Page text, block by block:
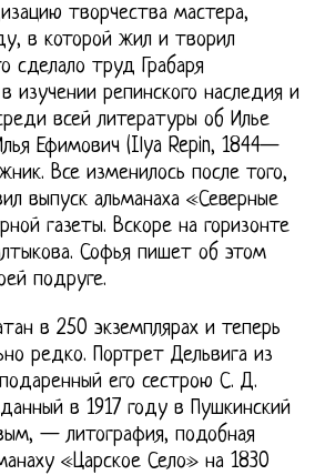
творчества мастера,
в которой жил и творил
труд Грабаря
изучении репинского наследия и
всей литературы об Илье
Ефимович (Ilya Repin, 1844—
Все изменилось после того,
выпуск альманаха «Северные
газеты. Вскоре на горизонте
Софья пишет об этом
подруге.
в 250 экземплярах и теперь
редко. Портрет Дельвига из
его сестрою С. Д.
в 1917 году в Пушкинский
— литография, подобная
«Царское Село» на 1830